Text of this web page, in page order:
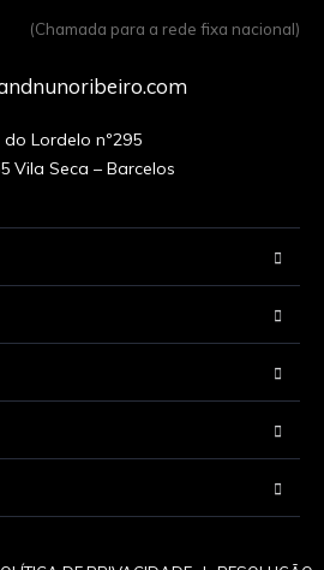
(Chamada para a rede fixa nacional)
do Lordelo nº295